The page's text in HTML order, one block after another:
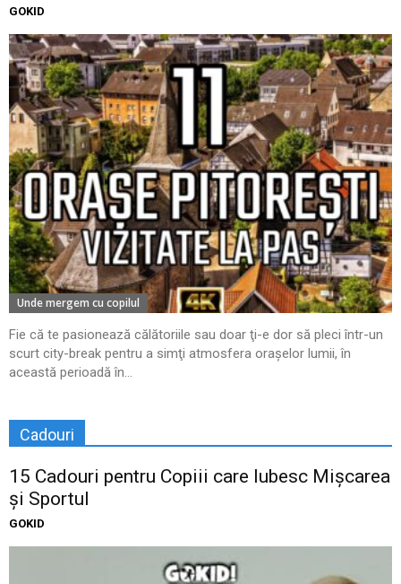
GOKID
Unde mergem cu copilul
Fie că te pasionează călătoriile sau doar ţi-e dor să pleci într-un
scurt city-break pentru a simţi atmosfera oraşelor lumii, în
această perioadă în...
Cadouri
15 Cadouri pentru Copiii care Iubesc Mișcarea
și Sportul
GOKID